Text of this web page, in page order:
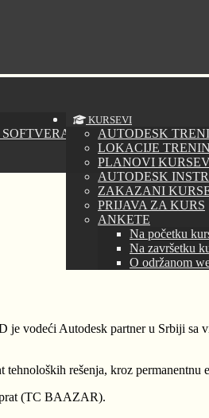
KURSEVI
AUTODESK
LOKACIJE
PLANOVI
AUTODESK
ZAKAZANI
PRIJAVA ZA KURS
ANKETE
Na početku
Na završetku
O održanom
vodeći Autodesk partner u Srbiji sa
rešenja, kroz permanentnu
(TC BAAZAR).